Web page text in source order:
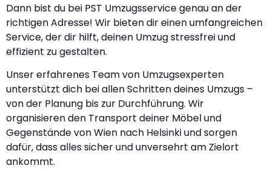
Dann bist du bei PST Umzugsservice genau an der
richtigen Adresse! Wir bieten dir einen umfangreichen
Service, der dir hilft, deinen Umzug stressfrei und
effizient zu gestalten.
Unser erfahrenes Team von Umzugsexperten
unterstützt dich bei allen Schritten deines Umzugs –
von der Planung bis zur Durchführung. Wir
organisieren den Transport deiner Möbel und
Gegenstände von Wien nach Helsinki und sorgen
dafür, dass alles sicher und unversehrt am Zielort
ankommt.